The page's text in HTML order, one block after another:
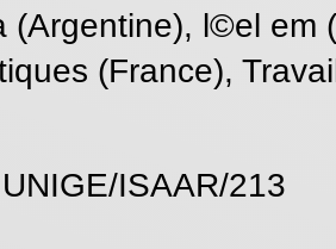
(Argentine), l©el em
(France),
ISAAR/213